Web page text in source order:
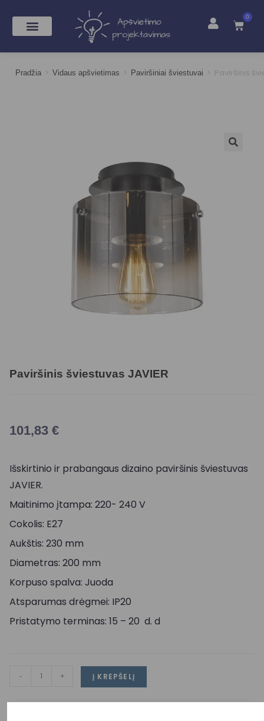
0
Pradžia > Vidaus apšvietimas > Paviršiniai šviestuvai > Paviršinis
Paviršinis šviestuvas JAVIER
101,83 €
Išskirtinio ir prabangaus dizaino paviršinis šviestuvas
JAVIER.
Maitinimo įtampa: 220- 240 V
Cokolis: E27
Aukštis: 230 mm
Diametras: 200 mm
Korpuso spalva: Juoda
Atsparumas drėgmei: IP20
Pristatymo terminas: 15 – 20 d. d
- + Į KREPŠELĮ